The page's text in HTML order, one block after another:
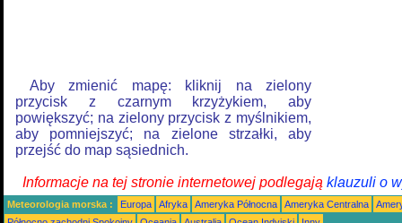
Aby zmienić mapę: kliknij na zielony
przycisk z czarnym krzyżykiem, aby
powiększyć; na zielony przycisk z myślnikiem,
aby pomniejszyć; na zielone strzałki, aby
przejść do map sąsiednich.
Informacje na tej stronie internetowej podlegają klauzuli o
Meteorologia morska : Europa Afryka Ameryka Północna Ameryka Centralna